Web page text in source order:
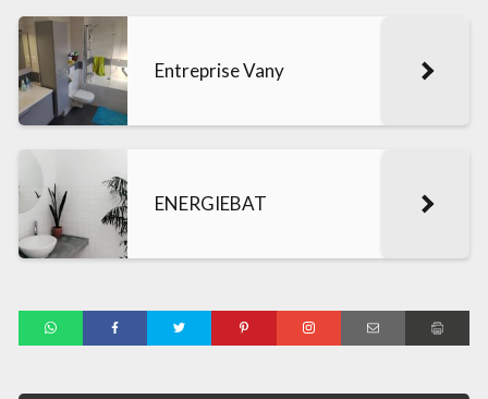
Entreprise Vany
ENERGIEBAT